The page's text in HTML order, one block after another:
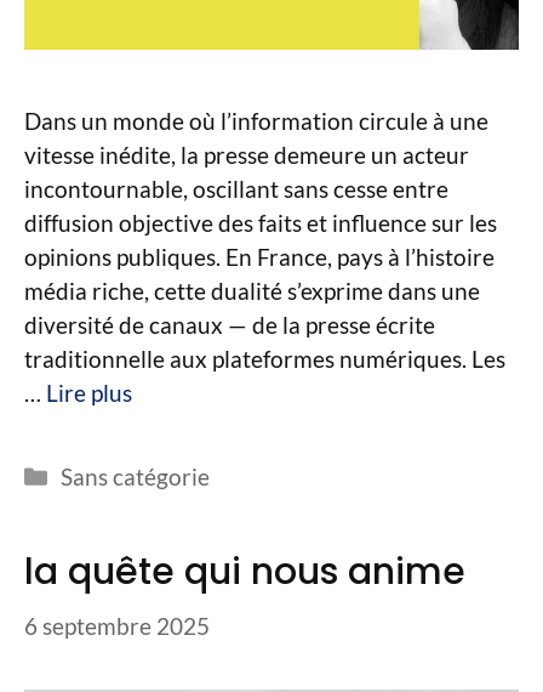
Dans un monde où l’information circule à une
vitesse inédite, la presse demeure un acteur
incontournable, oscillant sans cesse entre
diffusion objective des faits et influence sur les
opinions publiques. En France, pays à l’histoire
média riche, cette dualité s’exprime dans une
diversité de canaux — de la presse écrite
traditionnelle aux plateformes numériques. Les
… Lire plus
Catégories
Sans catégorie
la quête qui nous anime
6 septembre 2025